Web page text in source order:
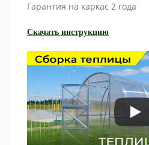
Гарантия на каркас 2 года
Скачать инструкцию